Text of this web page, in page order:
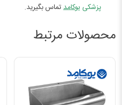
پزشکی یوکامدتماس بگیرید.
محصولات مرتبط